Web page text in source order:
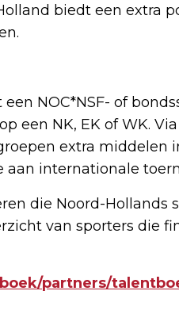
biedt een extra
NOC*NSF- of
een NK, EK of WK.
extra middelen
internationale
die Noord-Hollands
van sporters die
partners/